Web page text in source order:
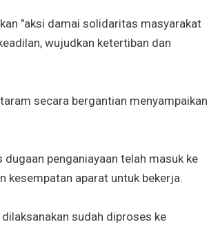
"aksi damai solidaritas masyarakat
wujudkan ketertiban dan
secara bergantian menyampaikan
penganiayaan telah masuk ke
kesempatan aparat untuk bekerja.
sudah diproses ke